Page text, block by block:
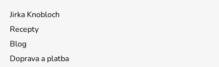
Jirka Knobloch
Recepty
Blog
Doprava a platba